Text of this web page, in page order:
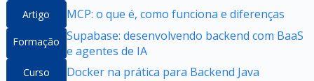
Artigo MCP: o que é, como funciona e diferenças
Formação Supabase: desenvolvendo backend com BaaS
e agentes de IA
Curso Docker na prática para Backend Java